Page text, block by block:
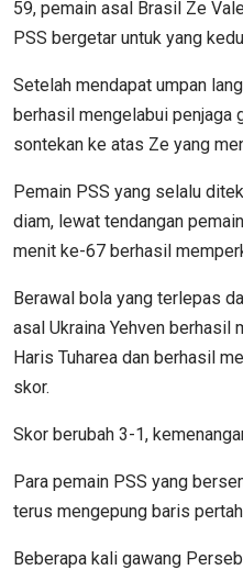
59, pemain asal Brasil Ze
PSS bergetar untuk yang
Setelah mendapat umpan
berhasil mengelabui penjaga
sontekan ke atas Ze yang
Pemain PSS yang selalu
diam, lewat tendangan
menit ke-67 berhasil
Berawal bola yang terlepas
asal Ukraina Yehven berhasil
Haris Tuharea dan berhasil
skor.
Skor berubah 3-1,
Para pemain PSS yang
terus mengepung baris
Beberapa kali gawang